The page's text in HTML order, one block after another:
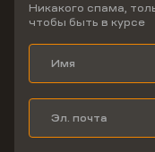
Никакого спама,
чтобы быть в курсе